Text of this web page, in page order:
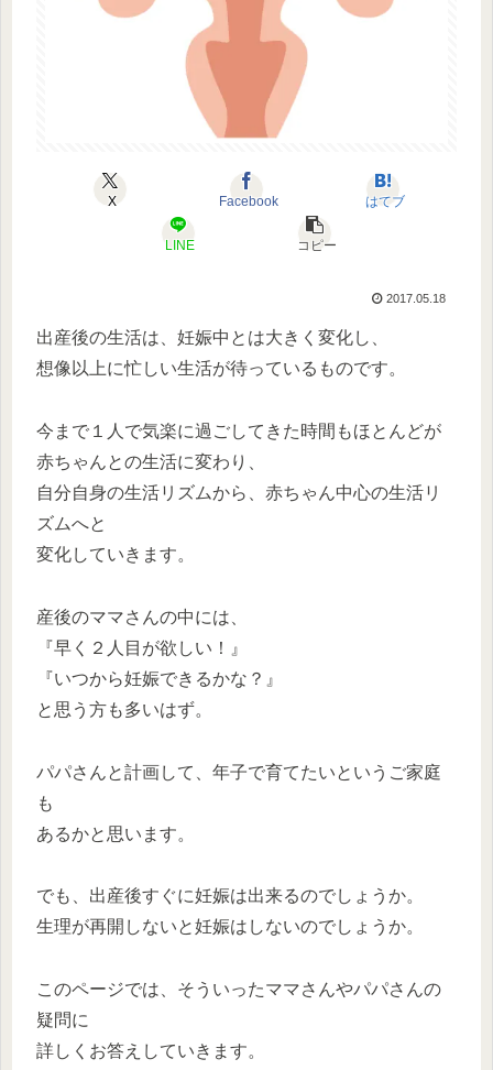
X Facebook はてブ
LINE コピー
2017.05.18
出産後の生活は、妊娠中とは大きく変化し、
想像以上に忙しい生活が待っているものです。
今まで１人で気楽に過ごしてきた時間もほとんどが
赤ちゃんとの生活に変わり、
自分自身の生活リズムから、赤ちゃん中心の生活リ
ズムへと
変化していきます。
産後のママさんの中には、
『早く２人目が欲しい！』
『いつから妊娠できるかな？』
と思う方も多いはず。
パパさんと計画して、年子で育てたいというご家庭
も
あるかと思います。
でも、出産後すぐに妊娠は出来るのでしょうか。
生理が再開しないと妊娠はしないのでしょうか。
このページでは、そういったママさんやパパさんの
疑問に
詳しくお答えしていきます。